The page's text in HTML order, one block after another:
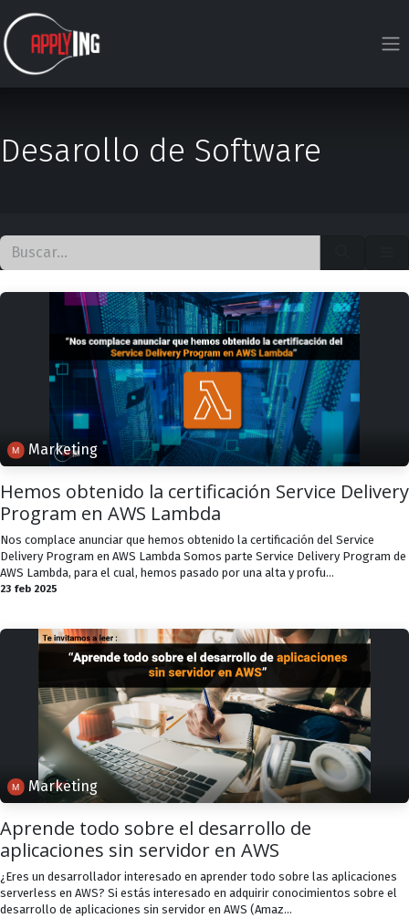
Ir al contenido
Desarollo de Software
Marketing
Hemos obtenido la certificación Service Delivery
Program en AWS Lambda
Nos complace anunciar que hemos obtenido la certificación del Service
Delivery Program en AWS Lambda Somos parte Service Delivery Program de
AWS Lambda, para el cual, hemos pasado por una alta y profu...
23 feb 2025
Marketing
Aprende todo sobre el desarrollo de
aplicaciones sin servidor en AWS
¿Eres un desarrollador interesado en aprender todo sobre las aplicaciones
serverless en AWS? Si estás interesado en adquirir conocimientos sobre el
desarrollo de aplicaciones sin servidor en AWS (Amaz...